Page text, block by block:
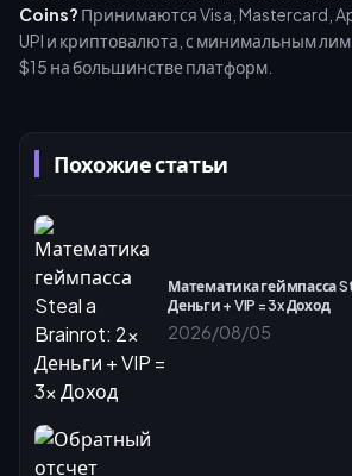
Похожие статьи
Математика геймпасса
Деньги + VIP = 3x Доход
2026/08/05
Coins? Принимаются Visa, Mastercard,
UPI и криптовалюта, с минимальным
$15 на большинстве платформ.